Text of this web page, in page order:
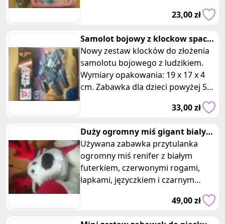
23,00 zł
Samolot bojowy z klockow space
wars
Nowy zestaw klocków do złożenia
samolotu bojowego z ludzikiem.
Wymiary opakowania: 19 x 17 x 4
cm. Zabawka dla dzieci powyżej 5
33,00 zł
Duży ogromny miś gigant bialy
renifer z czerwonymi rogami
Używana zabawka przytulanka
ogromny miś renifer z białym
futerkiem, czerwonymi rogami,
łapkami, języczkiem i czarnym
49,00 zł